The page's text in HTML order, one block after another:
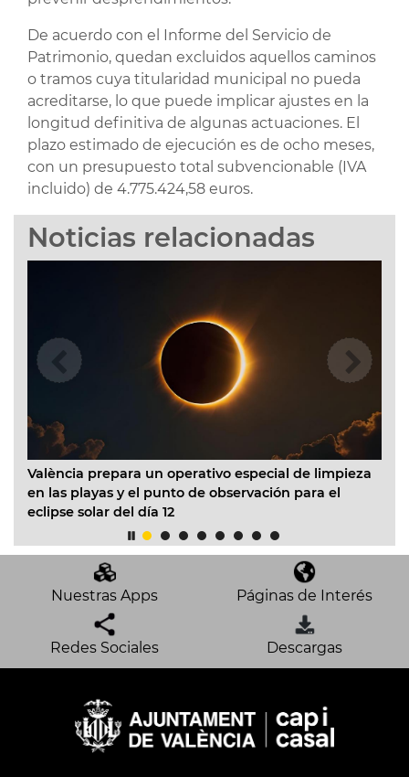
De acuerdo con el Informe del Servicio de
Patrimonio, quedan excluidos aquellos caminos
o tramos cuya titularidad municipal no pueda
acreditarse, lo que puede implicar ajustes en la
longitud definitiva de algunas actuaciones. El
plazo estimado de ejecución es de ocho meses,
con un presupuesto total subvencionable (IVA
incluido) de 4.775.424,58 euros.
Noticias relacionadas
València prepara un operativo especial de limpieza
en las playas y el punto de observación para el
eclipse solar del día 12
Nuestras Apps Páginas de Interés
Redes Sociales Descargas